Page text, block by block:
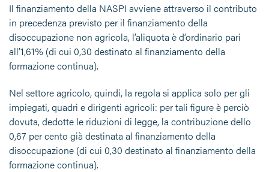
Il finanziamento della NASPI avviene attraverso il contributo
in precedenza previsto per il finanziamento della
disoccupazione non agricola, l’aliquota è d’ordinario pari
all’1,61% (di cui 0,30 destinato al finanziamento della
formazione continua).
Nel settore agricolo, quindi, la regola si applica solo per gli
impiegati, quadri e dirigenti agricoli: per tali figure è perciò
dovuta, dedotte le riduzioni di legge, la contribuzione dello
0,67 per cento già destinata al finanziamento della
disoccupazione (di cui 0,30 destinato al finanziamento della
formazione continua).